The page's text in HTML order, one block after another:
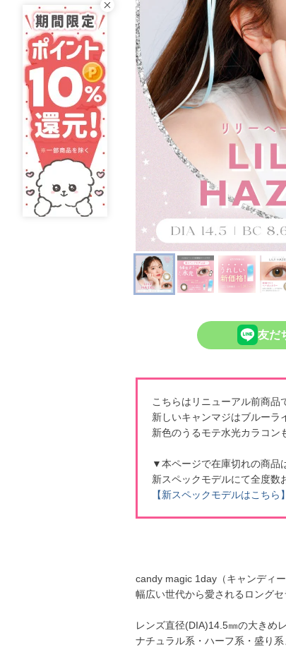
友だ
こちらはリニューアル前商品
新しいキャンマジはブルーラ
新色のうるモテ水光カラコン
▼本ページで在庫切れの商品
新スペックモデルにて全度数
【新スペックモデルはこちら】
candy magic 1day（キャンディ
幅広い世代から愛されるロングセ
レンズ直径(DIA)14.5㎜の大きめ
ナチュラル系・ハーフ系・盛り